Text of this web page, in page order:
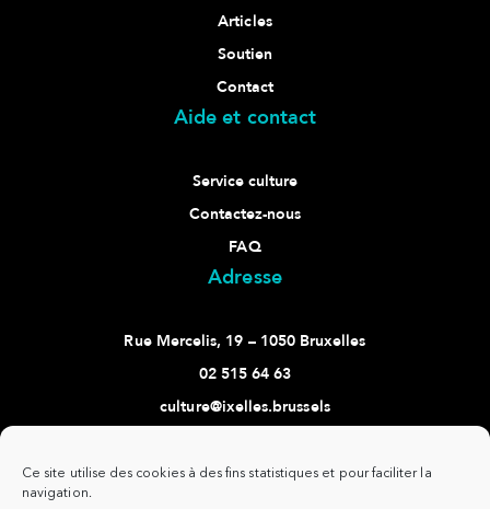
Ce site utilise des cookies à des fins statistiques et pour faciliter la
navigation.
Articles
Soutien
Contact
Aide et contact
Service culture
Contactez-nous
FAQ
Adresse
Rue Mercelis, 19 – 1050 Bruxelles
02 515 64 63
culture@ixelles.brussels